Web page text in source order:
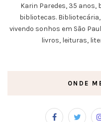
Karin Paredes, 35 anos,
bibliotecas.
vivendo sonhos em São
livros, leituras,
ONDE